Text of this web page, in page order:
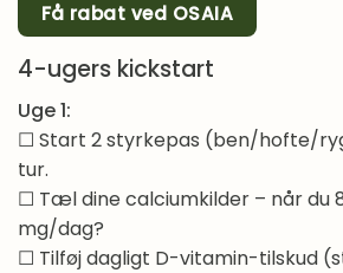
Få rabat ved OSAIA
4-ugers kickstart
Uge 1:
☐ Start 2 styrkepas (ben/hofte/
tur.
☐ Tæl dine calciumkilder – når du
mg/dag?
☐ Tilføj dagligt D-vitamin-tilskud